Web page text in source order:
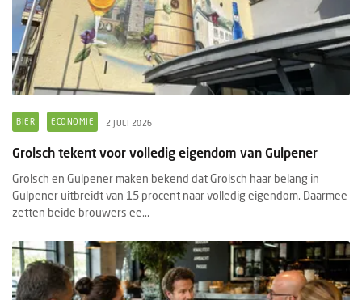
BIER ECONOMIE 2 JULI 2026
Grolsch tekent voor volledig eigendom van Gulpener
Grolsch en Gulpener maken bekend dat Grolsch haar belang in
Gulpener uitbreidt van 15 procent naar volledig eigendom. Daarmee
zetten beide brouwers ee...